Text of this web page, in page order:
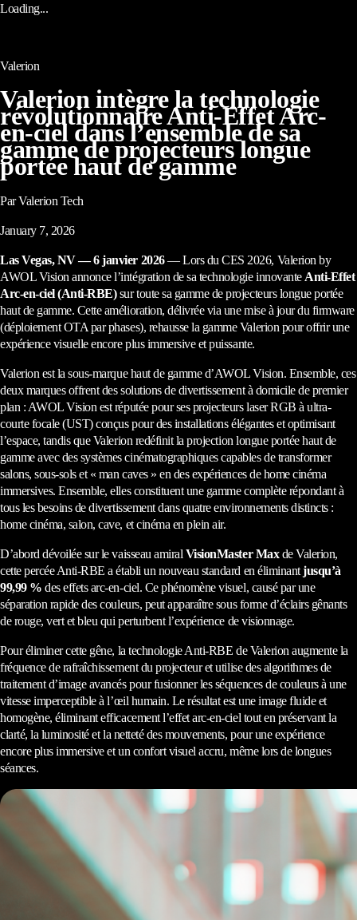
Loading...
Valerion
Valerion intègre la technologie
révolutionnaire Anti-Effet Arc-
en-ciel dans l’ensemble de sa
gamme de projecteurs longue
portée haut de gamme
Par Valerion Tech
January 7, 2026
Las Vegas, NV — 6 janvier 2026— Lors du CES 2026, Valerion by
AWOL Vision annonce l’intégration de sa technologie innovante Anti-Effet
Arc-en-ciel (Anti-RBE)sur toute sa gamme de projecteurs longue portée
haut de gamme. Cette amélioration, délivrée via une mise à jour du firmware
(déploiement OTA par phases), rehausse la gamme Valerion pour offrir une
expérience visuelle encore plus immersive et puissante.
Valerion est la sous-marque haut de gamme d’AWOL Vision. Ensemble, ces
deux marques offrent des solutions de divertissement à domicile de premier
plan : AWOL Vision est réputée pour ses projecteurs laser RGB à ultra-
courte focale (UST) conçus pour des installations élégantes et optimisant
l’espace, tandis que Valerion redéfinit la projection longue portée haut de
gamme avec des systèmes cinématographiques capables de transformer
salons, sous-sols et « man caves » en des expériences de home cinéma
immersives. Ensemble, elles constituent une gamme complète répondant à
tous les besoins de divertissement dans quatre environnements distincts :
home cinéma, salon, cave, et cinéma en plein air.
D’abord dévoilée sur le vaisseau amiral VisionMaster Maxde Valerion,
cette percée Anti-RBE a établi un nouveau standard en éliminantjusqu’à
99,99 % des effets arc-en-ciel. Ce phénomène visuel, causé par une
séparation rapide des couleurs, peut apparaître sous forme d’éclairs gênants
de rouge, vert et bleu qui perturbent l’expérience de visionnage.
Pour éliminer cette gêne, la technologie Anti-RBE de Valerion augmente la
fréquence de rafraîchissement du projecteur et utilise des algorithmes de
traitement d’image avancés pour fusionner les séquences de couleurs à une
vitesse imperceptible à l’œil humain. Le résultat est une image fluide et
homogène, éliminant efficacement l’effet arc-en-ciel tout en préservant la
clarté, la luminosité et la netteté des mouvements, pour une expérience
encore plus immersive et un confort visuel accru, même lors de longues
séances.